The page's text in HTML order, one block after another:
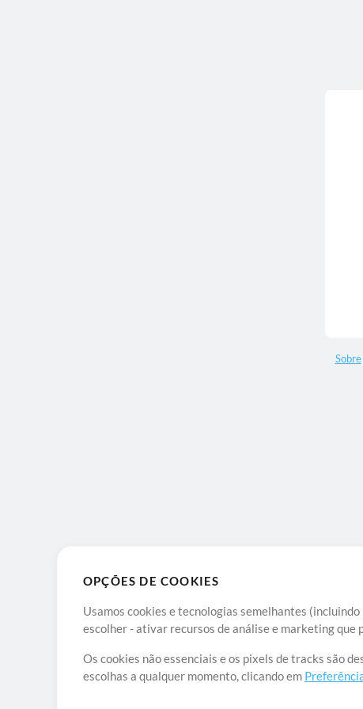
OPÇÕES DE COOKIES
Usamos cookies e tecnologias semelhantes
escolher - ativar recursos de análise e marketing
Os cookies não essenciais e os pixels de tracks são
escolhas a qualquer momento, clicando em
Sobre